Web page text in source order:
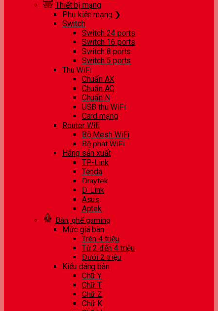
Thiết bị mạng
Phụ kiện mạng ❯
Switch
Switch 24 ports
Switch 16 ports
Switch 8 ports
Switch 5 ports
Thu WiFi
Chuẩn AX
Chuẩn AC
Chuẩn N
USB thu WiFi
Card mạng
Router Wifi
Bộ Mesh WiFi
Bộ phát WiFi
Hãng sản xuất
TP-Link
Tenda
Draytek
D-Link
Asus
Aptek
Bàn, ghế gaming
Mức giá bàn
Trên 4 triệu
Từ 2 đến 4 triệu
Dưới 2 triệu
Kiểu dáng bàn
Chữ Y
Chữ T
Chữ Z
Chữ K